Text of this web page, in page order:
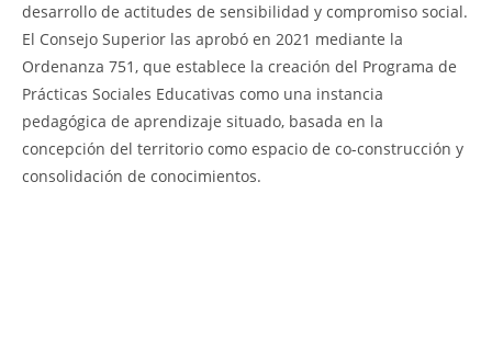
desarrollo de actitudes de sensibilidad y compromiso social.
El Consejo Superior las aprobó en 2021 mediante la
Ordenanza 751, que establece la creación del Programa de
Prácticas Sociales Educativas como una instancia
pedagógica de aprendizaje situado, basada en la
concepción del territorio como espacio de co-construcción y
consolidación de conocimientos.